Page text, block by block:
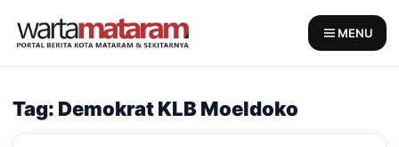
MENU
Tag: Demokrat KLB Moeldoko